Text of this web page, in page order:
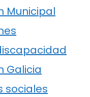
Municipal
Galicia
sociales